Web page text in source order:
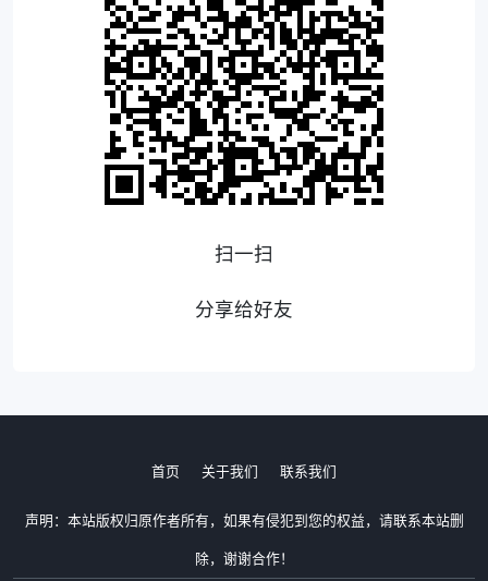
扫一扫
分享给好友
首页 关于我们 联系我们
声明：本站版权归原作者所有，如果有侵犯到您的权益，请联系本站删
除，谢谢合作！